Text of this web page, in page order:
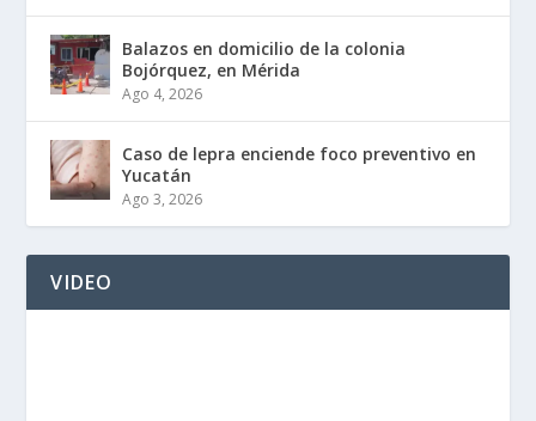
Balazos en domicilio de la colonia
Bojórquez, en Mérida
Ago 4, 2026
Caso de lepra enciende foco preventivo en
Yucatán
Ago 3, 2026
VIDEO